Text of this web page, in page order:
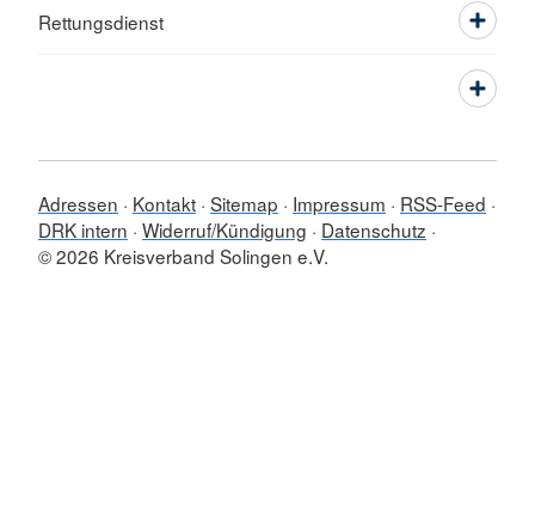
Rettungsdienst
Adressen Kontakt Sitemap Impressum
RSS-Feed
DRK intern Widerruf/Kündigung
Datenschutz
© 2026 Kreisverband Solingen e.V.